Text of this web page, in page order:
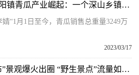
全球快资讯：五指山番阳镇青瓜产业崛起：一个深山乡镇的特色产业之路
“1月1日至今，青瓜销售总重量3249万
2023/03/17
海口一小区“三角梅瀑布”景观爆火出圈 “野生景点”流量如何变“留”量？